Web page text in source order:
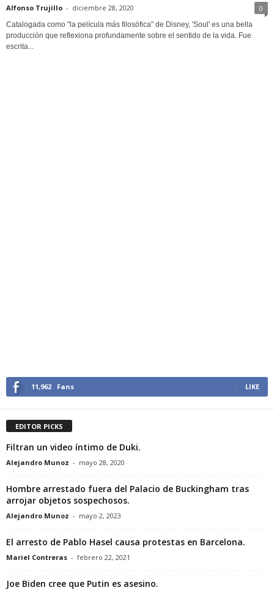
Alfonso Trujillo - diciembre 28, 2020 0
Catalogada como "la película más filosófica" de Disney, 'Soul' es una bella
producción que reflexiona profundamente sobre el sentido de la vida. Fue
escrita...
11,962 Fans LIKE
EDITOR PICKS
Filtran un video íntimo de Duki.
Alejandro Munoz - mayo 28, 2020
Hombre arrestado fuera del Palacio de Buckingham tras
arrojar objetos sospechosos.
Alejandro Munoz - mayo 2, 2023
El arresto de Pablo Hasel causa protestas en Barcelona.
Mariel Contreras - febrero 22, 2021
Joe Biden cree que Putin es asesino.